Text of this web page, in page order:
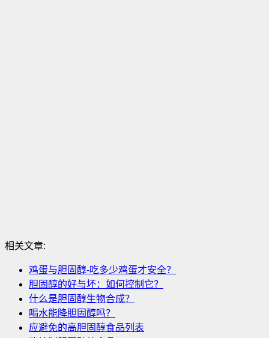
相关文章:
鸡蛋与胆固醇-吃多少鸡蛋才安全？
胆固醇的好与坏：如何控制它？
什么是胆固醇生物合成？
喝水能降胆固醇吗？
应避免的高胆固醇食品列表